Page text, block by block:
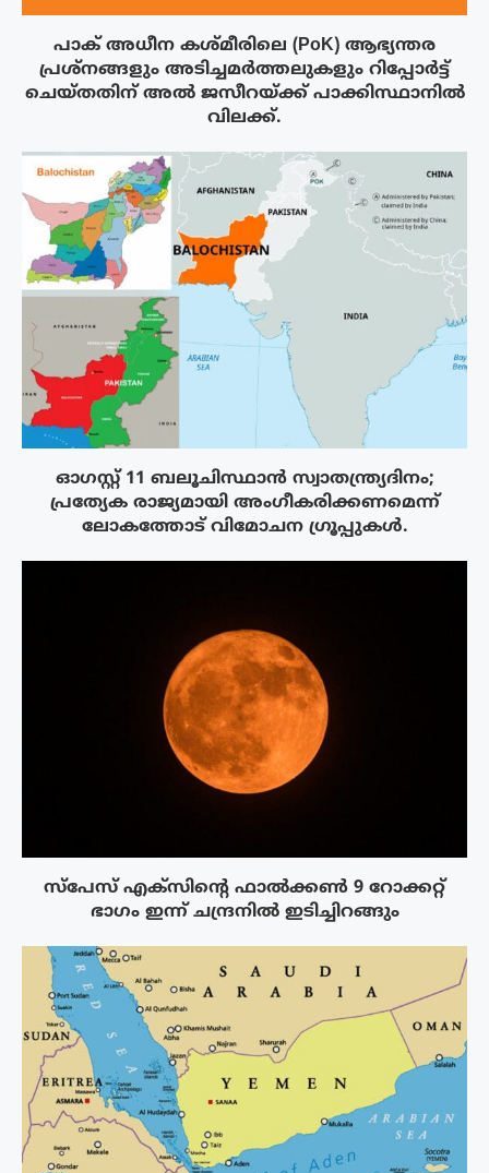
പാക് അധീന കശ്മീരിലെ (PoK) ആഭ്യന്തര
പ്രശ്നങ്ങളും അടിച്ചമർത്തലുകളും റിപ്പോർട്ട്
ചെയ്തതിന് അൽ ജസീറയ്‌ക്ക് പാക്കിസ്ഥാനിൽ
വിലക്ക്.
ഓഗസ്റ്റ് 11 ബലൂചിസ്ഥാൻ സ്വാതന്ത്ര്യദിനം;
പ്രത്യേക രാജ്യമായി അംഗീകരിക്കണമെന്ന്
ലോകത്തോട് വിമോചന ഗ്രൂപ്പുകൾ.
സ്‌പേസ് എക്‌സിൻ്റെ ഫാൽക്കൺ 9 റോക്കറ്റ്
ഭാഗം ഇന്ന് ചന്ദ്രനിൽ ഇടിച്ചിറങ്ങും